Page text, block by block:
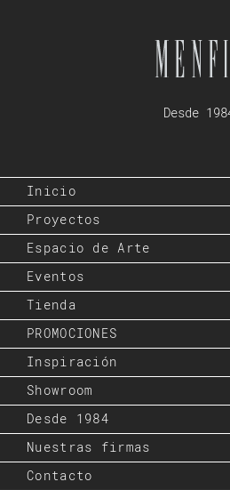
Desde
Inicio
Proyectos
Espacio de Arte
Eventos
Tienda
PROMOCIONES
Inspiración
Showroom
Desde 1984
Nuestras firmas
Contacto